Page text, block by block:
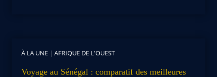
À LA UNE | AFRIQUE DE L'OUEST
Voyage au Sénégal : comparatif des meilleures